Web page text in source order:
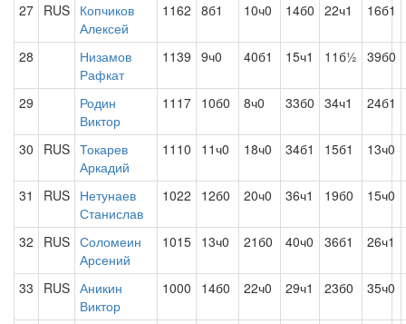
27 RUS Копчиков
Алексей
1162 8б1 10ч0 14б0 22ч1 16б1
28
Низамов
Рафкат
1139 9ч0 40б1 15ч1 11б½ 39б0
29
Родин
Виктор
1117 10б0 8ч0 33б0 34ч1 24б1
30 RUS Токарев
Аркадий
1110 11ч0 18ч0 34б1 15б1 13ч0
31 RUS Нетунаев
Станислав
1022 12б0 20ч0 36ч1 19б0 15ч0
32 RUS Соломеин
Арсений
1015 13ч0 21б0 40ч0 36б1 26ч1
33 RUS Аникин
Виктор
1000 14б0 22ч0 29ч1 23б0 35ч0